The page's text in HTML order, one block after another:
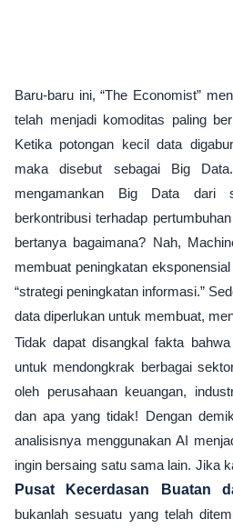
Baru-baru ini, “The Economist”
telah menjadi komoditas paling
Ketika potongan kecil data
maka disebut sebagai Big
mengamankan Big Data dari
berkontribusi terhadap
bertanya bagaimana? Nah,
membuat peningkatan
“strategi peningkatan informasi.”
data diperlukan untuk membuat,
Tidak dapat disangkal fakta
untuk mendongkrak berbagai
oleh perusahaan keuangan,
dan apa yang tidak! Dengan
analisisnya menggunakan AI
ingin bersaing satu sama lain. Jika
Pusat Kecerdasan Buatan
bukanlah sesuatu yang telah